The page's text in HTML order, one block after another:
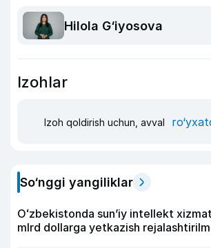
Hilola G‘iyosova
Izohlar
Izoh qoldirish uchun, avval
So‘nggi yangiliklar
Oʻzbekistonda sunʼiy intellekt
mlrd dollarga yetkazish